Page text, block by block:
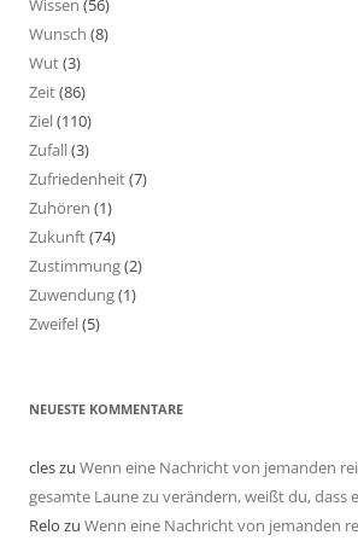
Wissen (56)
Wunsch (8)
Wut(3)
Zeit(86)
Ziel(110)
Zufall(3)
Zufriedenheit(7)
Zuhören (1)
Zukunft(74)
Zustimmung(2)
Zuwendung(1)
Zweifel(5)
NEUESTE KOMMENTARE
cleszu Wenn eine Nachricht von jemanden
gesamte Laune zu verändern, weißt du, dass
Relo zu Wenn eine Nachricht von jemanden